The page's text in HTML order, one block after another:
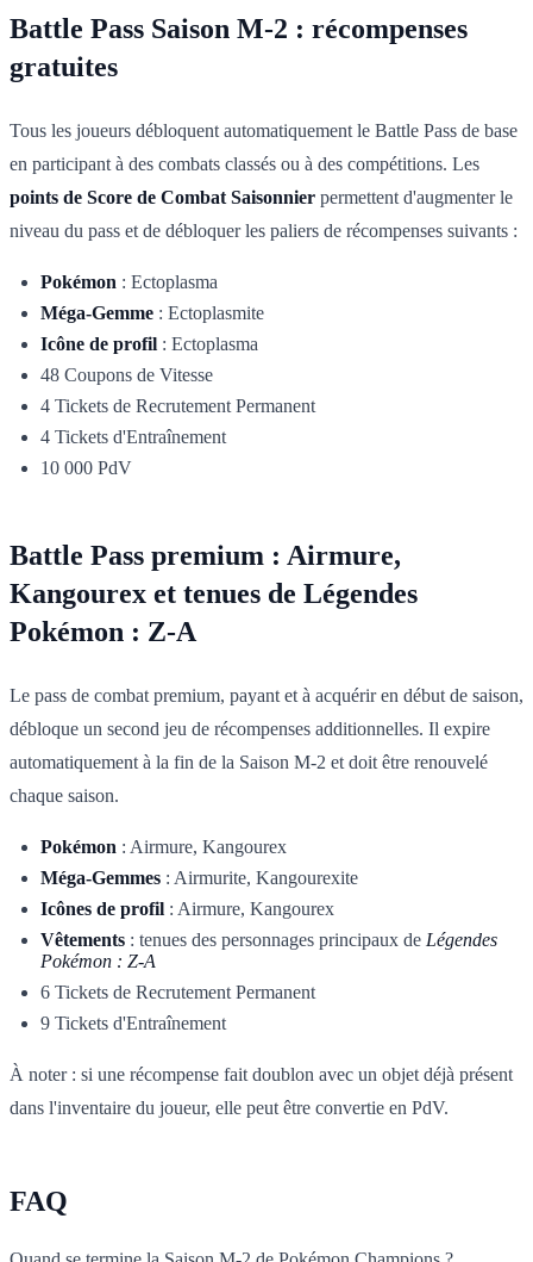
Battle Pass Saison M-2 : récompenses
gratuites
Tous les joueurs débloquent automatiquement le Battle Pass de base
en participant à des combats classés ou à des compétitions. Les
points de Score de Combat Saisonnier permettent d'augmenter le
niveau du pass et de débloquer les paliers de récompenses suivants :
Pokémon : Ectoplasma
Méga-Gemme : Ectoplasmite
Icône de profil : Ectoplasma
48 Coupons de Vitesse
4 Tickets de Recrutement Permanent
4 Tickets d'Entraînement
10 000 PdV
Battle Pass premium : Airmure,
Kangourex et tenues de Légendes
Pokémon : Z-A
Le pass de combat premium, payant et à acquérir en début de saison,
débloque un second jeu de récompenses additionnelles. Il expire
automatiquement à la fin de la Saison M-2 et doit être renouvelé
chaque saison.
Pokémon : Airmure, Kangourex
Méga-Gemmes : Airmurite, Kangourexite
Icônes de profil : Airmure, Kangourex
Vêtements : tenues des personnages principaux de Légendes
Pokémon : Z-A
6 Tickets de Recrutement Permanent
9 Tickets d'Entraînement
À noter : si une récompense fait doublon avec un objet déjà présent
dans l'inventaire du joueur, elle peut être convertie en PdV.
FAQ